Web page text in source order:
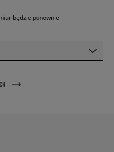
będzie ponownie